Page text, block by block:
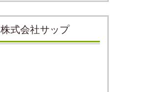
株式会社サップ